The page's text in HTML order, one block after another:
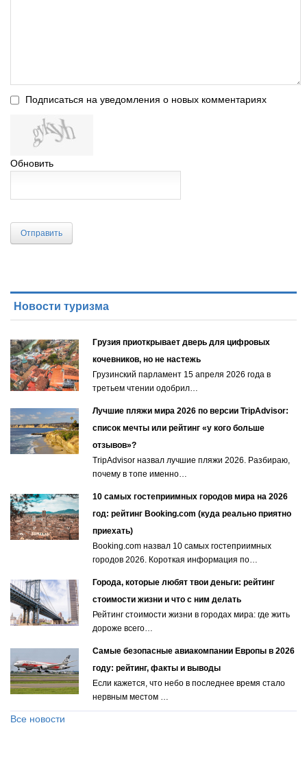
Подписаться на уведомления о новых комментариях
Обновить
Отправить
Новости туризма
Грузия приоткрывает дверь для цифровых
кочевников, но не настежь
Грузинский парламент 15 апреля 2026 года в
третьем чтении одобрил…
Лучшие пляжи мира 2026 по версии TripAdvisor:
список мечты или рейтинг «у кого больше
отзывов»?
TripAdvisor назвал лучшие пляжи 2026. Разбираю,
почему в топе именно…
10 самых гостеприимных городов мира на 2026
год: рейтинг Booking.com (куда реально приятно
приехать)
Booking.com назвал 10 самых гостеприимных
городов 2026. Короткая информация по…
Города, которые любят твои деньги: рейтинг
стоимости жизни и что с ним делать
Рейтинг стоимости жизни в городах мира: где жить
дороже всего…
Самые безопасные авиакомпании Европы в 2026
году: рейтинг, факты и выводы
Если кажется, что небо в последнее время стало
нервным местом …
Все новости